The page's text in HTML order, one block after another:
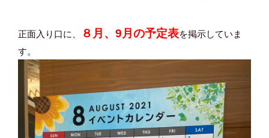
正面入り口に、 ８月、9月の予定表を掲示していま
す。